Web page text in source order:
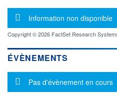
Message d'information
Information non disponible
Copyright © 2026 FactSet Research
ÉVÈNEMENTS
Message d'information
Pas d'évènement en cours